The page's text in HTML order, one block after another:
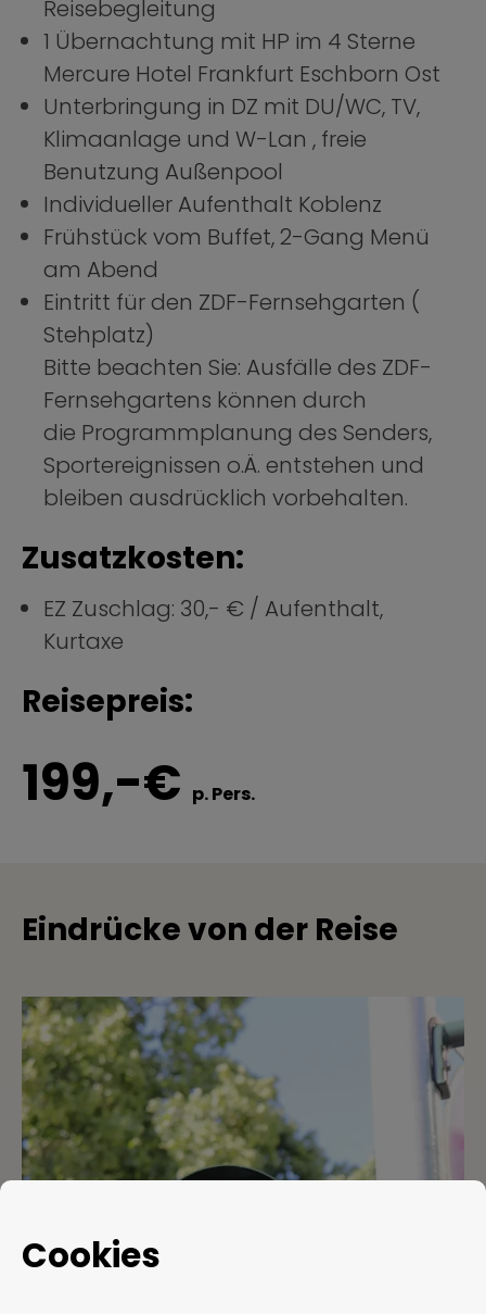
Reisebegleitung
1 Übernachtung mit HP im 4 Sterne
Mercure Hotel Frankfurt Eschborn Ost
Unterbringung in DZ mit DU/WC, TV,
Klimaanlage und W-Lan , freie
Benutzung Außenpool
Individueller Aufenthalt Koblenz
Frühstück vom Buffet, 2-Gang Menü
am Abend
Eintritt für den ZDF-Fernsehgarten (
Stehplatz)
Bitte beachten Sie: Ausfälle des ZDF-
Fernsehgartens können durch
die Programmplanung des Senders,
Sportereignissen o.Ä. entstehen und
bleiben ausdrücklich vorbehalten.
Zusatzkosten:
EZ Zuschlag: 30,- € / Aufenthalt,
Kurtaxe
Reisepreis:
199,-€ p. Pers.
Eindrücke von der Reise
Cookies